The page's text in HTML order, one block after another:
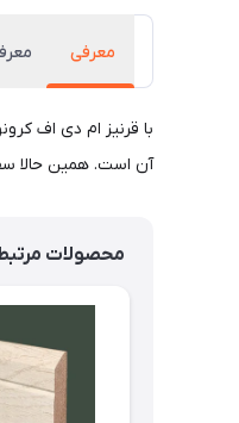
معرفی
با قرنیز ام دی اف
آن است. همین حالا
محصولات